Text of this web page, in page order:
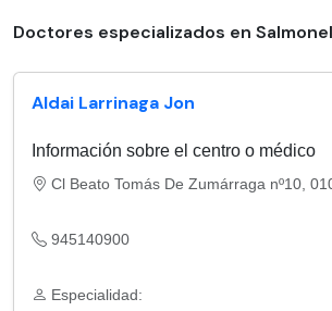
Doctores especializados en
Aldai Larrinaga Jon
Información sobre el centro o médico
Cl Beato Tomás De Zumárraga nº10,
945140900
Especialidad: